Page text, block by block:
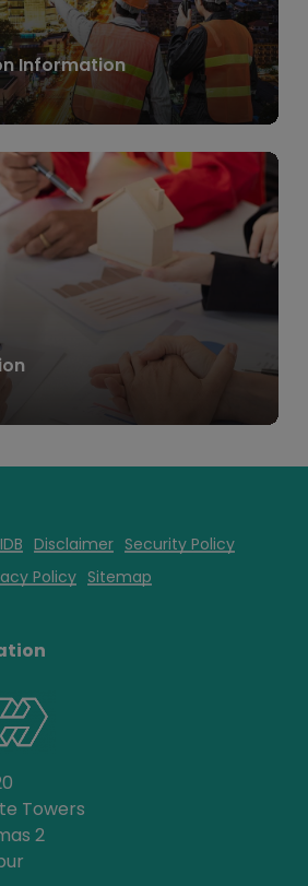
Information
Disclaimer Security Policy
Policy Sitemap
Towers
2